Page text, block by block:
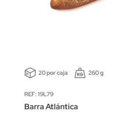
20 por caja 260 g
REF: 19L79
Barra Atlántica